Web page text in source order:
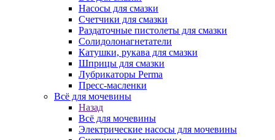
Насосы для смазки
Счетчики для смазки
Раздаточные пистолеты для смазки
Солидолонагнетатели
Катушки, рукава для смазки
Шприцы для смазки
Лубрикаторы Perma
Пресс-масленки
Всё для мочевины
Назад
Всё для мочевины
Электрические насосы для мочевины